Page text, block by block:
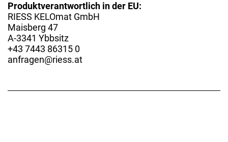
Produktverantwortlich in der EU:
RIESS KELOmat GmbH
Maisberg 47
A-3341 Ybbsitz
+43 7443 86315 0
anfragen@riess.at